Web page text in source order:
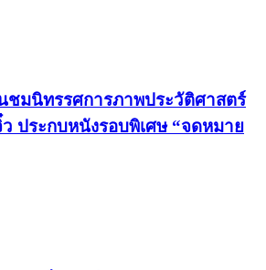
มนิทรรศการภาพประวัติศาสตร์
ประกบหนังรอบพิเศษ “จดหมาย